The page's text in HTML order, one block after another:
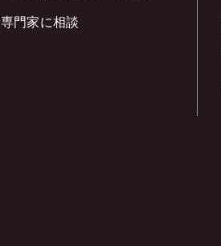
専門家に相談